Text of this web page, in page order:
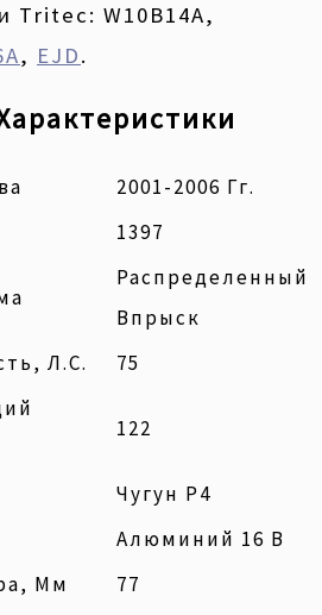
Tritec: W10B14A,
, EJD.
2001-2006 Гг.
1397
Распределенный
Впрыск
Л.с.
75
122
Чугун Р4
Алюминий 16 В
Мм
77